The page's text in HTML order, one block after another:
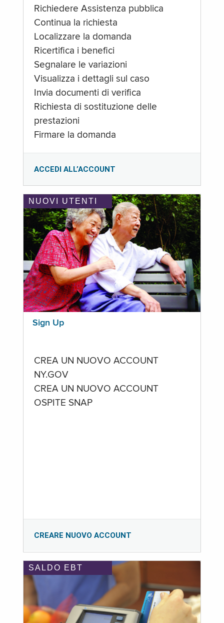
Richiedere Assistenza pubblica
Continua la richiesta
Localizzare la domanda
Ricertifica i benefici
Segnalare le variazioni
Visualizza i dettagli sul caso
Invia documenti di verifica
Richiesta di sostituzione delle
prestazioni
Firmare la domanda
ACCEDI ALL’ACCOUNT
NUOVI UTENTI
Sign Up
CREA UN NUOVO ACCOUNT
NY.GOV
CREA UN NUOVO ACCOUNT
OSPITE SNAP
CREARE NUOVO ACCOUNT
SALDO EBT